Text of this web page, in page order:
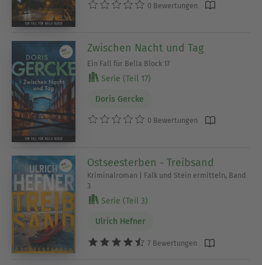
0 Bewertungen
Zwischen Nacht und Tag
Ein Fall für Bella Block 17
Serie (Teil 17)
Doris Gercke
0 Bewertungen
Ostseesterben - Treibsand
Kriminalroman | Falk und Stein ermitteln, Band
3
Serie (Teil 3)
Ulrich Hefner
7 Bewertungen